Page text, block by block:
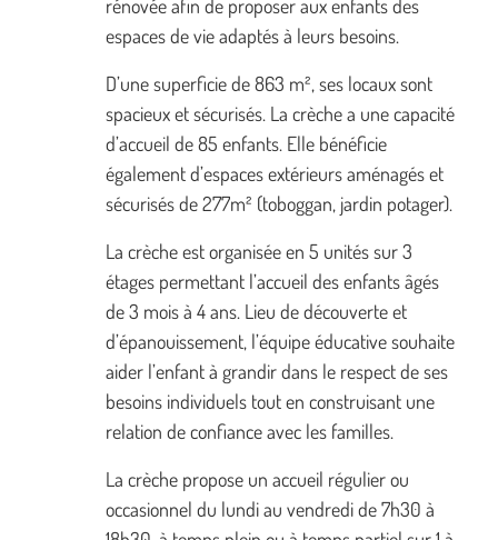
rénovée afin de proposer aux enfants des
espaces de vie adaptés à leurs besoins.
D’une superficie de 863 m², ses locaux sont
spacieux et sécurisés. La crèche a une capacité
d’accueil de 85 enfants. Elle bénéficie
également d’espaces extérieurs aménagés et
sécurisés de 277m² (toboggan, jardin potager).
La crèche est organisée en 5 unités sur 3
étages permettant l’accueil des enfants âgés
de 3 mois à 4 ans. Lieu de découverte et
d’épanouissement, l’équipe éducative souhaite
aider l’enfant à grandir dans le respect de ses
besoins individuels tout en construisant une
relation de confiance avec les familles.
La crèche propose un accueil régulier ou
occasionnel du lundi au vendredi de 7h30 à